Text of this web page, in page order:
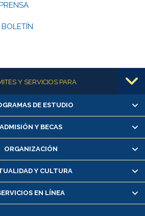
Y SERVICIOS PARA
os y exalumnas/os
Matrícula en línea
y cambio de asignaturas
y certificado de notas
médico y dental
arancel y crédito alumnos
DE ESTUDIO
ADMISIÓN Y BECAS
ORGANIZACIÓN
Y CULTURA
EN LÍNEA